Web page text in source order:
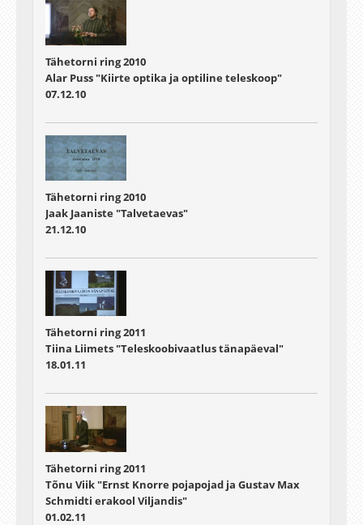
Tähetorni ring 2010
Alar Puss "Kiirte optika ja optiline teleskoop"
07.12.10
Tähetorni ring 2010
Jaak Jaaniste "Talvetaevas"
21.12.10
Tähetorni ring 2011
Tiina Liimets "Teleskoobivaatlus tänapäeval"
18.01.11
Tähetorni ring 2011
Tõnu Viik "Ernst Knorre pojapojad ja Gustav Max
Schmidti erakool Viljandis"
01.02.11